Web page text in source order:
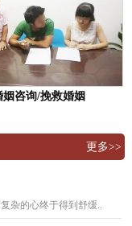
姻咨询/挽救婚姻
更多>>
杂的心终于得到舒缓..